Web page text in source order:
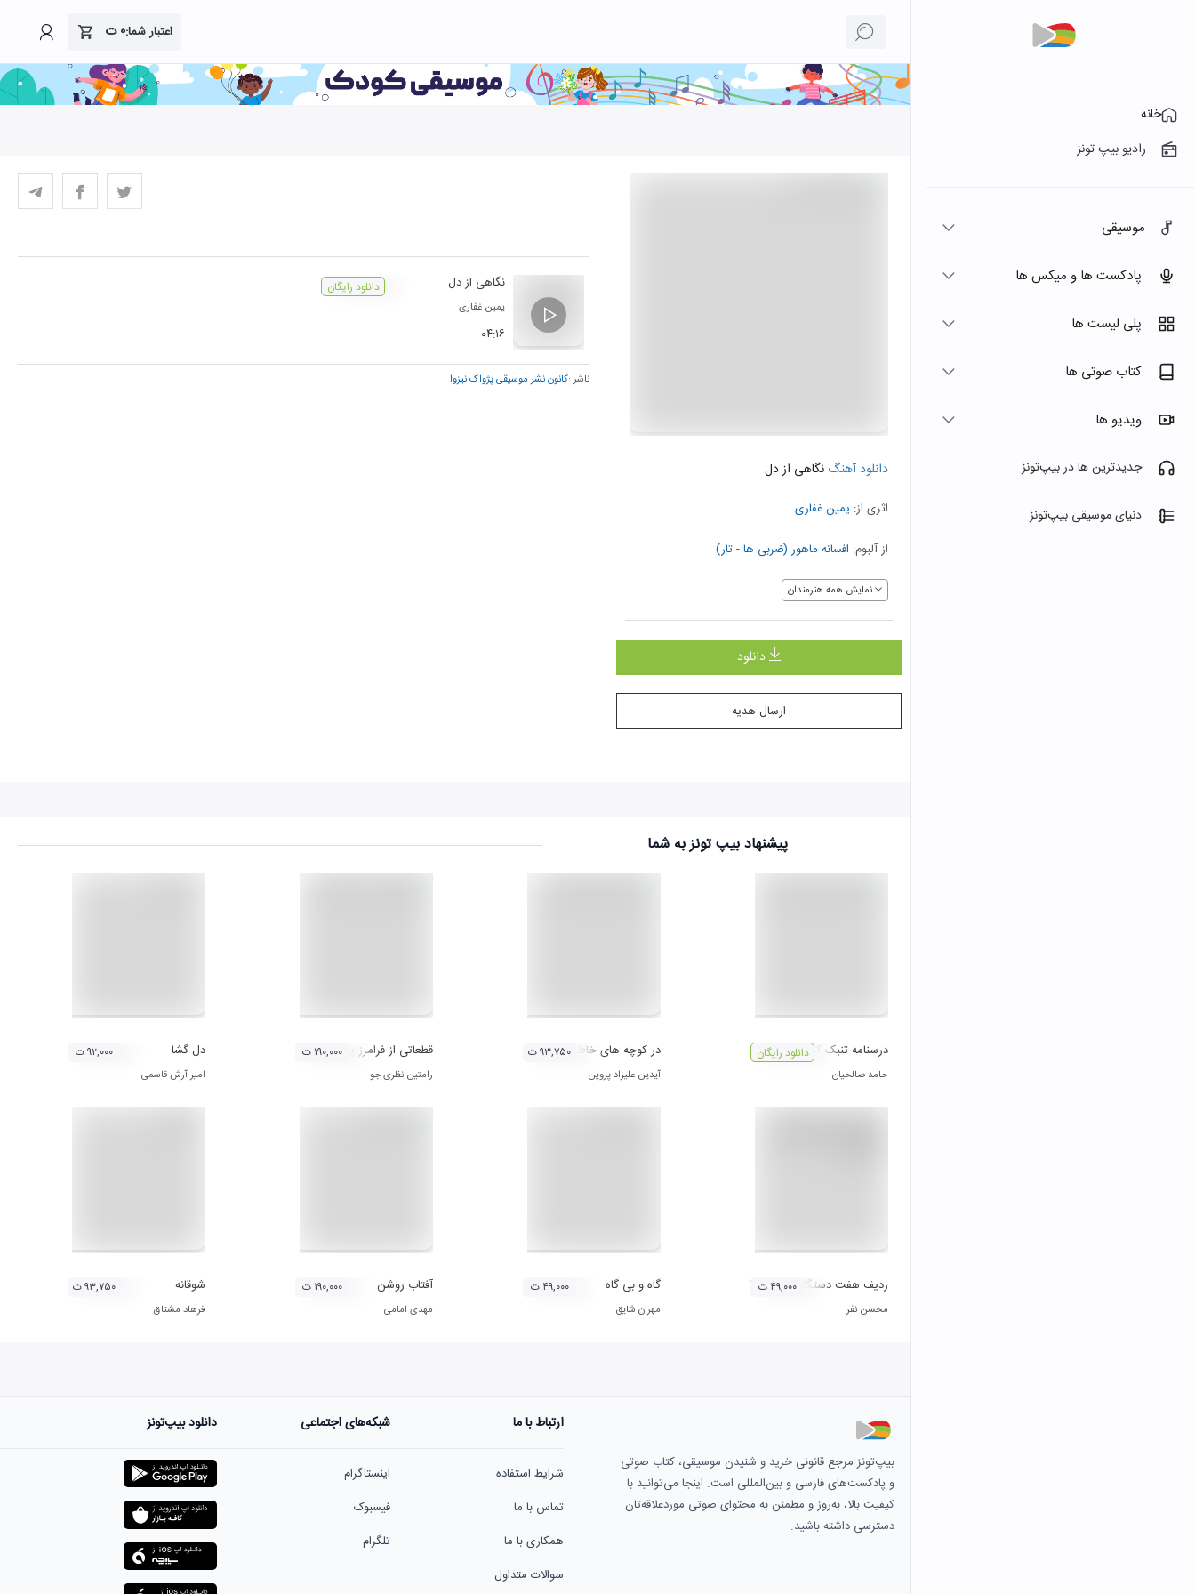
اعتبار شما:۰ت
خانه
رادیو بیپ تونز
موسیقی
پادکست ها و میکس ها
پلی لیست ها
کتاب صوتی ها
ویدیو ها
جدیدترین ها در بیپ‌تونز
دنیای موسیقی بیپ‌تونز
دانلود آهنگ نگاهی از دل
اثری از: یمین غفاری
از آلبوم: افسانه ماهور (ضربی ها - تار)
نمایش همه هنرمندان
دانلود
ارسال هدیه
نگاهی از دل
یمین غفاری
۰۴:۱۶
دانلود رایگان
ناشر :کانون نشر موسیقی پژواک نیزوا
پیشنهاد بیپ تونز به شما
درسنامه تنبک کتاب دوم
حامد صالحیان
دانلود رایگان در کوچه های خاطره
آیدین علیزاد پروین
۹۳,۷۵۰ ت قطعاتی از فرامرز پایور
رامتین نظری جو
۱۹۰,۰۰۰ ت دل گشا
امیر آرش قاسمی
۹۲,۰۰۰ ت
ردیف هفت دستگاه موسیقی ایران: آواز بیات ترک (دو)
محسن نفر
۴۹,۰۰۰ ت گاه و بی گاه
مهران شایق
۴۹,۰۰۰ ت آفتاب روشن
مهدی امامی
۱۹۰,۰۰۰ ت شوقانه
فرهاد مشتاق
۹۳,۷۵۰ ت
بیپ‌تونز مرجع قانونی خرید و شنیدن موسیقی، کتاب صوتی
و پادکست‌های فارسی و بین‌المللی است. اینجا می‌توانید با
کیفیت بالا، به‌روز و مطمئن به محتوای صوتی موردعلاقه‌تان
دسترسی داشته باشید.
ارتباط با ما
شرایط استفاده
تماس با ما
همکاری با ما
سوالات متداول
شبکه‌های اجتماعی
اینستاگرام
فیسبوک
تلگرام
دانلود بیپ‌تونز